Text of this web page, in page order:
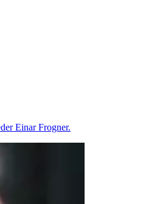
Einar Frogner.